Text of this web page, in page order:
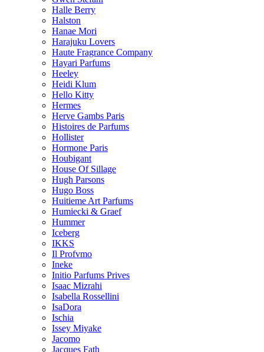
Halle Berry
Halston
Hanae Mori
Harajuku Lovers
Haute Fragrance Company
Hayari Parfums
Heeley
Heidi Klum
Hello Kitty
Hermes
Herve Gambs Paris
Histoires de Parfums
Hollister
Hormone Paris
Houbigant
House Of Sillage
Hugh Parsons
Hugo Boss
Huitieme Art Parfums
Humiecki & Graef
Hummer
Iceberg
IKKS
Il Profvmo
Ineke
Initio Parfums Prives
Isaac Mizrahi
Isabella Rossellini
IsaDora
Ischia
Issey Miyake
Jacomo
Jacques Fath